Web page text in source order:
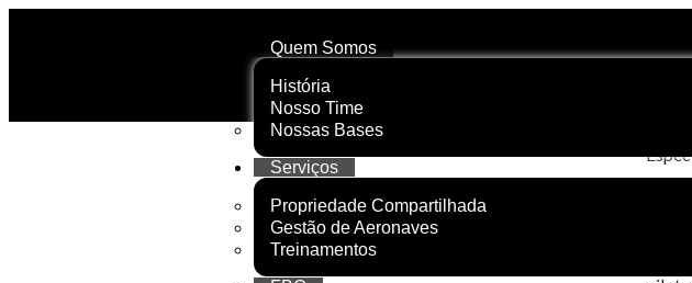
Quem Somos
História
Nosso Time
Nossas Bases
Serviços
Propriedade Compartilhada
Gestão de Aeronaves
Treinamentos
O